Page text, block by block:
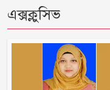
এক্সক্লুসিভ